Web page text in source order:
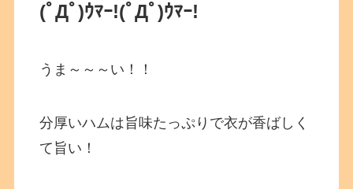
(ﾟДﾟ)ｳﾏｰ!(ﾟДﾟ)ｳﾏｰ!
うま～～～い！！
分厚いハムは旨味たっぷりで衣が香ばしく
て旨い！